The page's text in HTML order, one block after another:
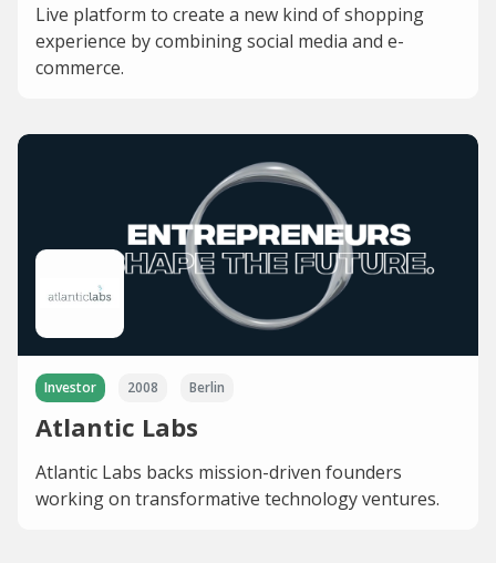
Live platform to create a new kind of shopping
experience by combining social media and e-
commerce.
Investor 2008 Berlin
Atlantic Labs
Atlantic Labs backs mission-driven founders
working on transformative technology ventures.